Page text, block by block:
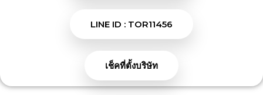
LINE ID : TOR11456
เช็คที่ตั้งบริษัท